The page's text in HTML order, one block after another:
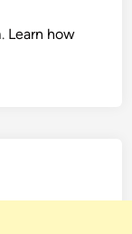
Learn how